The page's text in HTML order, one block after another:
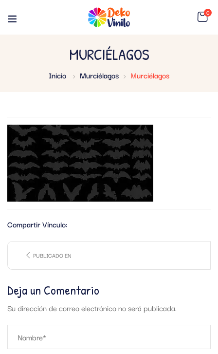
0
MURCIÉLAGOS
Inicio Murciélagos Murciélagos
Compartir Vínculo:
PUBLICADO EN
Deja un Comentario
Su dirección de correo electrónico no será publicada.